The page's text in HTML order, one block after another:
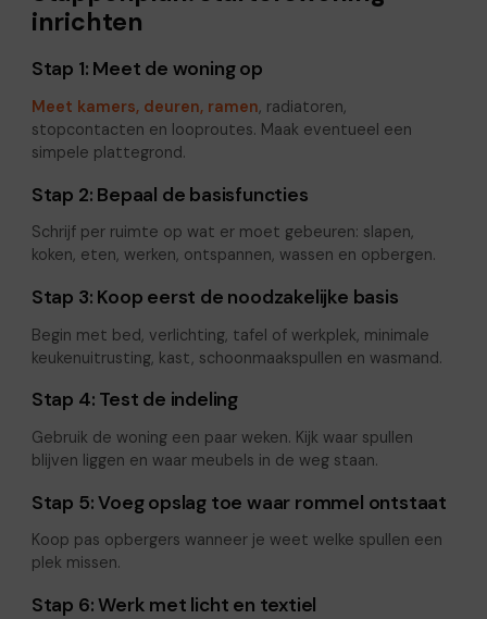
inrichten
Stap 1: Meet de woning op
Meet kamers, deuren, ramen, radiatoren,
stopcontacten en looproutes. Maak eventueel een
simpele plattegrond.
Stap 2: Bepaal de basisfuncties
Schrijf per ruimte op wat er moet gebeuren: slapen,
koken, eten, werken, ontspannen, wassen en opbergen.
Stap 3: Koop eerst de noodzakelijke basis
Begin met bed, verlichting, tafel of werkplek, minimale
keukenuitrusting, kast, schoonmaakspullen en wasmand.
Stap 4: Test de indeling
Gebruik de woning een paar weken. Kijk waar spullen
blijven liggen en waar meubels in de weg staan.
Stap 5: Voeg opslag toe waar rommel ontstaat
Koop pas opbergers wanneer je weet welke spullen een
plek missen.
Stap 6: Werk met licht en textiel